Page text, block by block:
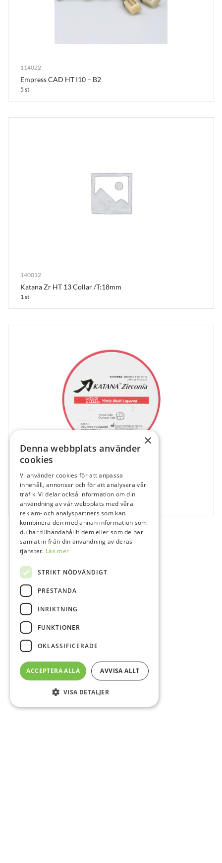
114022
Empress CAD HT I10 – B2
5 st
140012
Katana Zr HT 13 Collar /T:18mm
1 st
140153
Katana Zr Yml A4 Collar / T:22mm
1 st
×
Denna webbplats använder
cookies
Vi använder cookies för att anpassa
innehåll, annonser och för att analysera vår
trafik. Vi delar också information om din
användning av vår webbplats med våra
reklam- och analyspartners som kan
kombinera den med annan information som
du har tillhandahållit dem eller som de har
samlat in från din användning av deras
tjänster. Läs mer
STRIKT NÖDVÄNDIGT
PRESTANDA
INRIKTNING
FUNKTIONER
OKLASSIFICERADE
ACCEPTERA ALLA AVVISA ALLT
VISA DETALJER